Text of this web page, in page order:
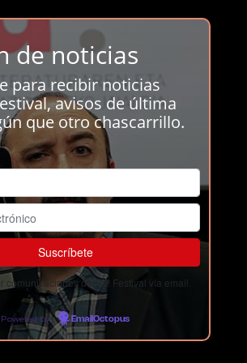
de noticias
para recibir noticias
avisos de última
que otro chascarrillo.
comunicaciones del Ja! Festival vía email.
Powered by EmailOctopus